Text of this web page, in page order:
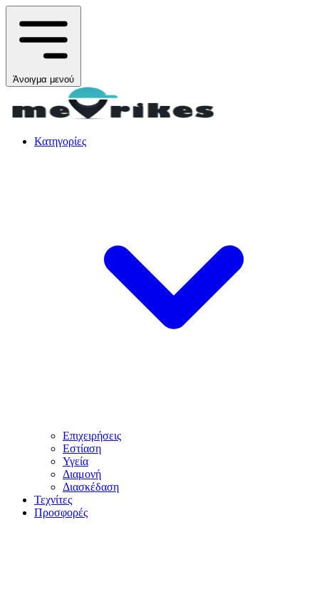
Άνοιγμα μενού
Κατηγορίες
Επιχειρήσεις
Εστίαση
Υγεία
Διαμονή
Διασκέδαση
Τεχνίτες
Προσφορές